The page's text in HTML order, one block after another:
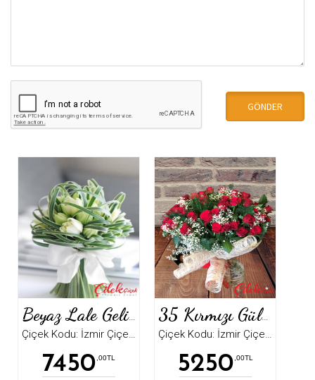
Beyaz Lale Gelin Buketi
Çiçek Kodu: İzmir Çiçek5278
7450 ,00TL
35 Kırmızı Gül Buketi
Çiçek Kodu: İzmir Çiçek0012
5250 ,00TL